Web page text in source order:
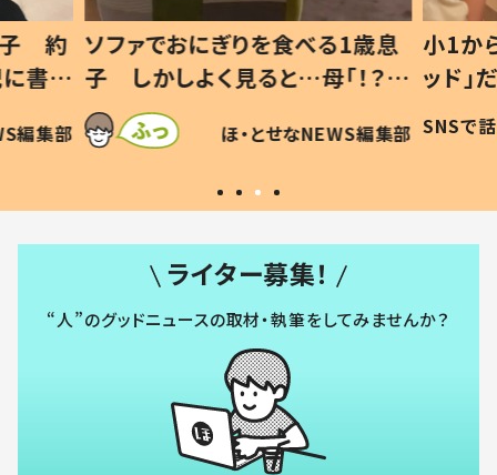
歳息
？」
編集部
小1から不登校、息子は「ギフテ
ッド」だった 父が“ウチ給食”を
作り続ける理由とは #令和の親
#令和の子
SNSで話題 ほ・とせなNEWS編集部
ひ孫
が、抱
「涙
い」
ライター募集！
“人”のグッドニュースの取材・執筆をしてみませんか？